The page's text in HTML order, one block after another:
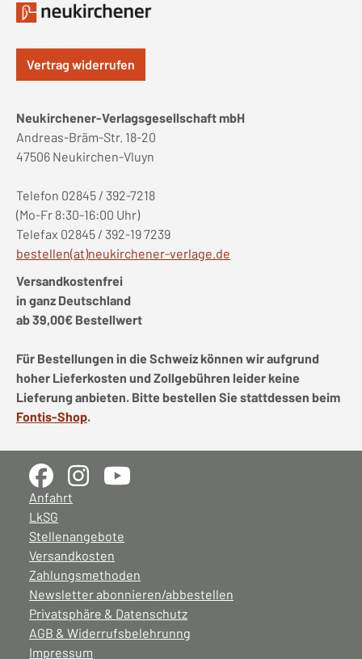
Vertrag widerrufen
Neukirchener-Verlagsgesellschaft mbH
Andreas-Bräm-Str. 18-20
47506 Neukirchen-Vluyn
Telefon 02845 / 392-7218
(Mo-Fr 8:30-16:00 Uhr)
Telefax 02845 / 392-19 7239
bestellen(at)neukirchener-verlage.de
Versandkostenfrei
in ganz Deutschland
ab 39,00€ Bestellwert
Für Bestellungen in die Schweiz können wir aufgrund
hoher Lieferkosten und Zollgebühren leider keine
Lieferung anbieten. Bitte bestellen Sie stattdessen beim
Fontis-Shop.
Anfahrt
LkSG
Stellenangebote
Versandkosten
Zahlungsmethoden
Newsletter abonnieren/abbestellen
Privatsphäre & Datenschutz
AGB & Widerrufsbelehrunng
Impressum